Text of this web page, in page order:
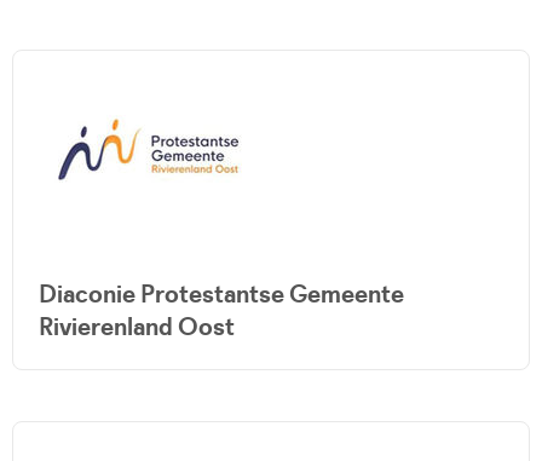
Diaconie Protestantse Gemeente
Rivierenland Oost